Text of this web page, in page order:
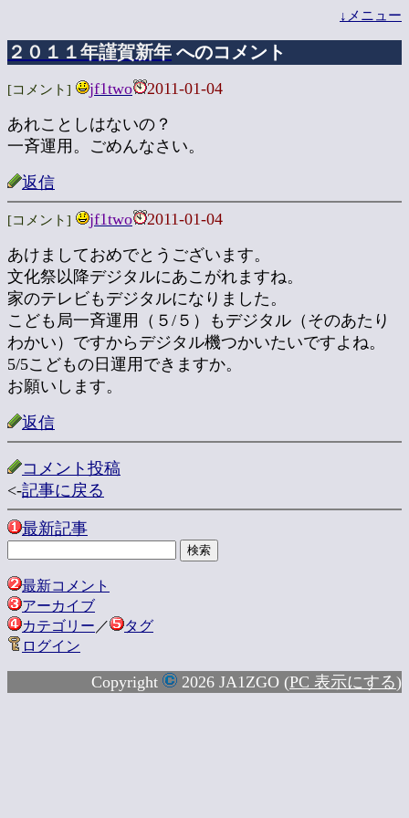
↓メニュー
２０１１年謹賀新年 へのコメント
[コメント] jf1two
2011-01-04
あれことしはないの？
一斉運用。ごめんなさい。
返信
[コメント] jf1two
2011-01-04
あけましておめでとうございます。
文化祭以降デジタルにあこがれますね。
家のテレビもデジタルになりました。
こども局一斉運用（５/５）もデジタル（そのあたり
わかい）ですからデジタル機つかいたいですよね。
5/5こどもの日運用できますか。
お願いします。
返信
コメント投稿
<-記事に戻る
最新記事
最新コメント
アーカイブ
カテゴリー ／
タグ
ログイン
Copyright 2026 JA1ZGO (PC 表示にする)